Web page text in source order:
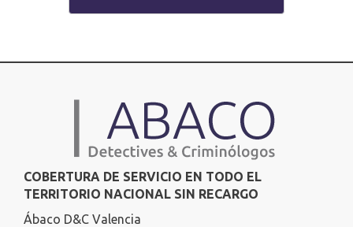
COBERTURA DE SERVICIO EN TODO EL
TERRITORIO NACIONAL SIN RECARGO
Ábaco D&C Valencia